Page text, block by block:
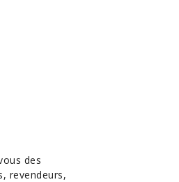
des
revendeurs,